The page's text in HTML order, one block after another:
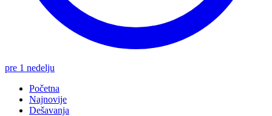
pre 1 nedelju
Početna
Najnovije
Dešavanja